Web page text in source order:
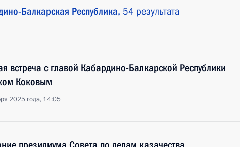
Балкарская Республика, 54 результата
встреча с главой Кабардино-Балкарской Республики
Коковым
2025 года, 14:05